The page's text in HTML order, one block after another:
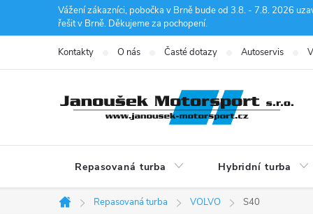
Vážení zákazníci, pobočka v Brně bude od 3.8. - 7.8. 2026
řešit v Brně. Děkujeme za pochopení.
Kontakty O nás Časté dotazy Autoservis
Repasovaná turba Hybridní turba
Domů
Repasovaná turba VOLVO S40